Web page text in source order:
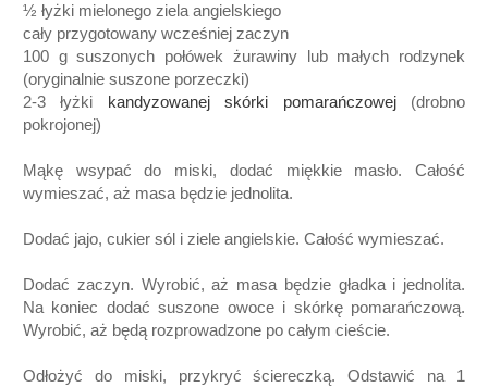
½ łyżki mielonego ziela angielskiego
cały przygotowany wcześniej zaczyn
100 g suszonych połówek żurawinylub małych rodzynek
(oryginalnie suszone porzeczki)
2-3 łyżki
kandyzowanej skórki pomarańczowej(drobno
pokrojonej)
Mąkę wsypać do miski, dodać miękkie masło. Całość
wymieszać, aż masa będzie jednolita.
Dodać jajo, cukier sól i ziele angielskie. Całość wymieszać.
Dodać zaczyn. Wyrobić, aż masa będzie gładka i jednolita.
Na koniec dodać suszone owoce i skórkę pomarańczową.
Wyrobić, aż będą rozprowadzone po całym cieście.
Odłożyć do miski, przykryć ściereczką. Odstawić na 1